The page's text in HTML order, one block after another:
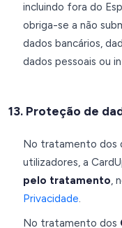
incluindo fora do
obriga-se a não
dados bancários,
dados pessoais ou
13. Proteção de
No tratamento dos
utilizadores, a
pelo tratamento,
Privacidade.
No tratamento dos